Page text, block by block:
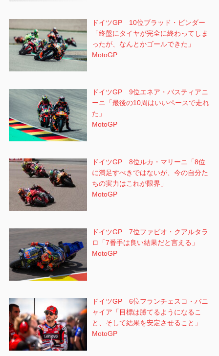
ドイツGP 10位ブラッド・ビンダー
「終盤にタイヤが完全に終わってしま
ったが、なんとかゴールできた」
MotoGP
ドイツGP 9位エネア・バスティアニ
ーニ「最後の10周はいいペースで走れ
た」
MotoGP
ドイツGP 8位ルカ・マリーニ「8位
に満足すべきではないが、今の自分た
ちの実力はこれが限界」
MotoGP
ドイツGP 7位ファビオ・クアルタラ
ロ「7番手は良い結果だと言える」
MotoGP
ドイツGP 6位フランチェスコ・バニ
ャイア「目標は勝てるようになるこ
と、そして結果を安定させること」
MotoGP